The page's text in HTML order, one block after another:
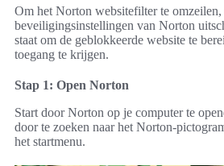
Om het Norton websitefilter te omzeilen,
beveiligingsinstellingen van Norton
staat om de geblokkeerde website te
toegang te krijgen.
Stap 1: Open Norton
Start door Norton op je computer te
door te zoeken naar het Norton-
het startmenu.